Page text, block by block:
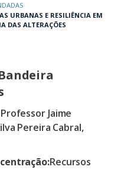
URBANAS E RESILIÊNCIA EM
DAS ALTERAÇÕES
Jaime
Pereira Cabral,
Recursos